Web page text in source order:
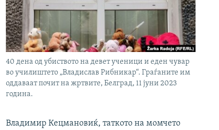
РСЕ веб страници
40 дена од убиството на девет ученици и еден чувар
во училиштето „Владислав Рибникар“. Граѓаните им
оддаваат почит на жртвите, Белград, 11 јуни 2023
година.
Владимир Кецмановиќ, таткото на момчето